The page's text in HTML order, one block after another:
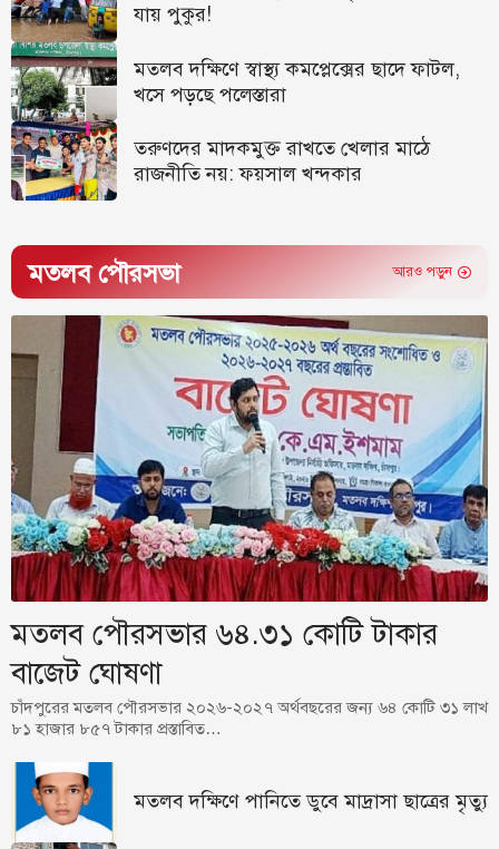
যায় পুকুর!
মতলব দক্ষিণে স্বাস্থ্য কমপ্লেক্সের ছাদে ফাটল,
খসে পড়ছে পলেস্তারা
তরুণদের মাদকমুক্ত রাখতে খেলার মাঠে
রাজনীতি নয়: ফয়সাল খন্দকার
মতলব পৌরসভা আরও পড়ুন
মতলব পৌরসভার ৬৪.৩১ কোটি টাকার
বাজেট ঘোষণা
চাঁদপুরের মতলব পৌরসভার ২০২৬-২০২৭ অর্থবছরের জন্য ৬৪ কোটি ৩১ লাখ
৮১ হাজার ৮৫৭ টাকার প্রস্তাবিত…
মতলব দক্ষিণে পানিতে ডুবে মাদ্রাসা ছাত্রের মৃত্যু